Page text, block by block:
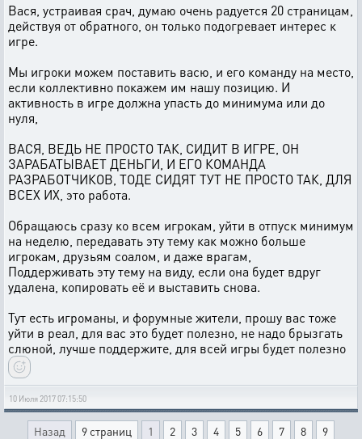
Вася, устраивая срач, думаю очень радуется 20 страницам,
действуя от обратного, он только подогревает интерес к
игре.
Мы игроки можем поставить васю, и его команду на место,
если коллективно покажем им нашу позицию. И
активность в игре должна упасть до минимума или до
нуля,
ВАСЯ, ВЕДЬ НЕ ПРОСТО ТАК, СИДИТ В ИГРЕ, ОН
ЗАРАБАТЫВАЕТ ДЕНЬГИ, И ЕГО КОМАНДА
РАЗРАБОТЧИКОВ, ТОДЕ СИДЯТ ТУТ НЕ ПРОСТО ТАК, ДЛЯ
ВСЕХ ИХ, это работа.
Обращаюсь сразу ко всем игрокам, уйти в отпуск минимум
на неделю, передавать эту тему как можно больше
игрокам, друзьям соалом, и даже врагам,
Поддерживать эту тему на виду, если она будет вдруг
удалена, копировать её и выставить снова.
Тут есть игроманы, и форумные жители, прошу вас тоже
уйти в реал, для вас это будет полезно, не надо брызгать
слюной, лучше поддержите, для всей игры будет полезно
10 Июля 2017 07:15:50
Назад 9 страниц 1 2 3 4 5 6 7 8 9